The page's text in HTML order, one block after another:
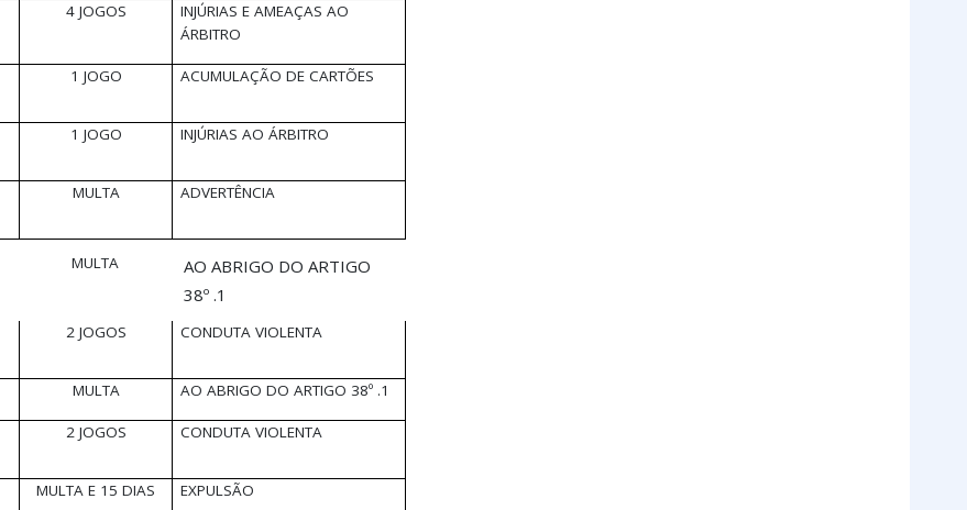
4 JOGOS
INJÚRIAS E AMEAÇAS AO
ÁRBITRO
1 JOGO ACUMULAÇÃO DE CARTÕES
1 JOGO INJÚRIAS AO ÁRBITRO
MULTA ADVERTÊNCIA
MULTA
AO ABRIGO DO ARTIGO
38º .1
2 JOGOS CONDUTA VIOLENTA
MULTA AO ABRIGO DO ARTIGO 38º .1
2 JOGOS CONDUTA VIOLENTA
MULTA E 15 DIAS EXPULSÃO